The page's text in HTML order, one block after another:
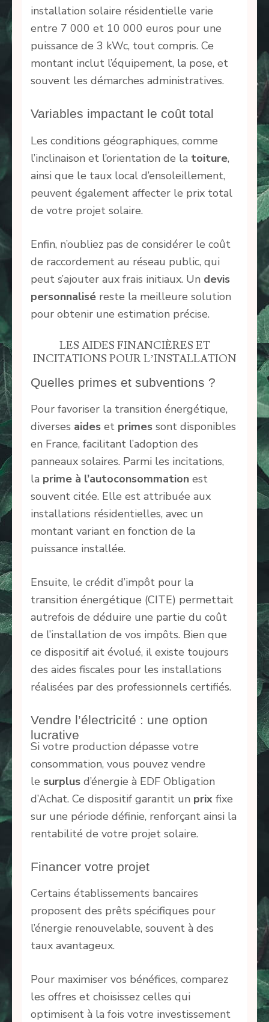
installation solaire résidentielle varie
entre 7 000 et 10 000 euros pour une
puissance de 3 kWc, tout compris. Ce
montant inclut l’équipement, la pose, et
souvent les démarches administratives.
Variables impactant le coût total
Les conditions géographiques, comme
l’inclinaison et l’orientation de la toiture,
ainsi que le taux local d’ensoleillement,
peuvent également affecter le prix total
de votre projet solaire.
Enfin, n’oubliez pas de considérer le coût
de raccordement au réseau public, qui
peut s’ajouter aux frais initiaux. Un devis
personnalisé reste la meilleure solution
pour obtenir une estimation précise.
LES AIDES FINANCIÈRES ET
INCITATIONS POUR L’INSTALLATION
Quelles primes et subventions ?
Pour favoriser la transition énergétique,
diverses aides et primes sont disponibles
en France, facilitant l’adoption des
panneaux solaires. Parmi les incitations,
la prime à l’autoconsommation est
souvent citée. Elle est attribuée aux
installations résidentielles, avec un
montant variant en fonction de la
puissance installée.
Ensuite, le crédit d’impôt pour la
transition énergétique (CITE) permettait
autrefois de déduire une partie du coût
de l’installation de vos impôts. Bien que
ce dispositif ait évolué, il existe toujours
des aides fiscales pour les installations
réalisées par des professionnels certifiés.
Vendre l’électricité : une option
lucrative
Si votre production dépasse votre
consommation, vous pouvez vendre
le surplus d’énergie à EDF Obligation
d’Achat. Ce dispositif garantit un prix fixe
sur une période définie, renforçant ainsi la
rentabilité de votre projet solaire.
Financer votre projet
Certains établissements bancaires
proposent des prêts spécifiques pour
l’énergie renouvelable, souvent à des
taux avantageux.
Pour maximiser vos bénéfices, comparez
les offres et choisissez celles qui
optimisent à la fois votre investissement